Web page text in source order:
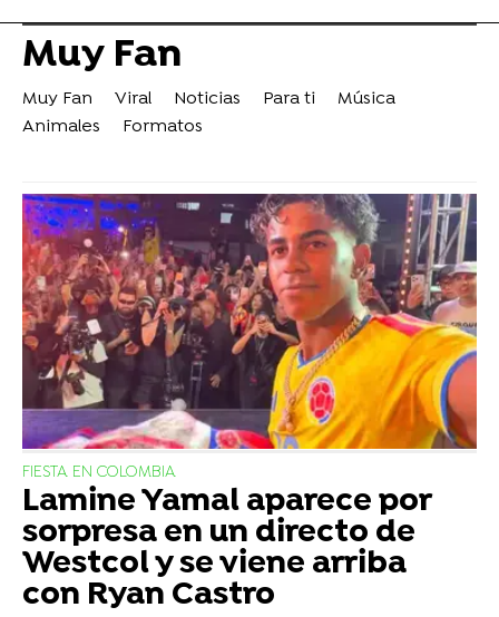
Muy Fan
Muy Fan Viral Noticias Para ti
Música
Animales
Formatos
FIESTA EN COLOMBIA
Lamine Yamal aparece por
sorpresa en un directo de
Westcol y se viene arriba
con Ryan Castro